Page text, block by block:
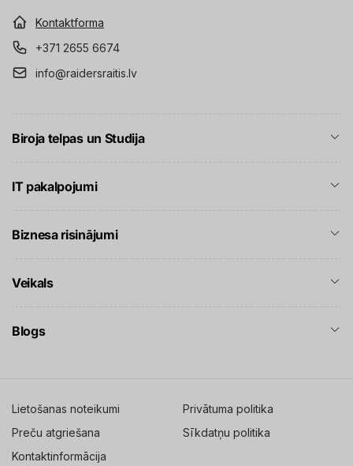
Kontaktforma
+371 2655 6674
info@raidersraitis.lv
Biroja telpas un Studija
IT pakalpojumi
Biznesa risinājumi
Veikals
Blogs
Lietošanas noteikumi
Privātuma politika
Preču atgriešana
Sīkdatņu politika
Kontaktinformācija